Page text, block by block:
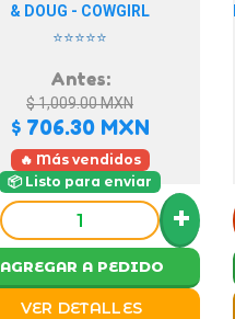
& DOUG - COWGIRL
⭐⭐⭐⭐⭐
Antes:
$ 1,009.00MXN
$ 706.30MXN
🔥 Más vendidos
📦 Listo para enviar
+
AGREGAR A PEDIDO
VER DETALLES